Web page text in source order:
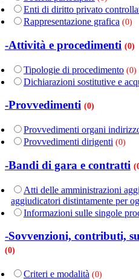
Enti di diritto privato
Rappresentazione grafica (0)
-Attività e procedimenti (0)
Tipologie di procedimento (0)
Dichiarazioni sostitutive e
-Provvedimenti (0)
Provvedimenti organi
Provvedimenti dirigenti (0)
-Bandi di gara e contratti
Atti delle amministrazioni
aggiudicatori distintamente per
Informazioni sulle singole
-Sovvenzioni, contributi,
(0)
Criteri e modalità (0)